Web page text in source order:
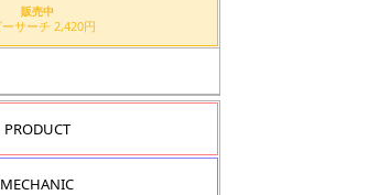
販売中
ホビーサーチ 2,420円
PRODUCT
MECHANIC